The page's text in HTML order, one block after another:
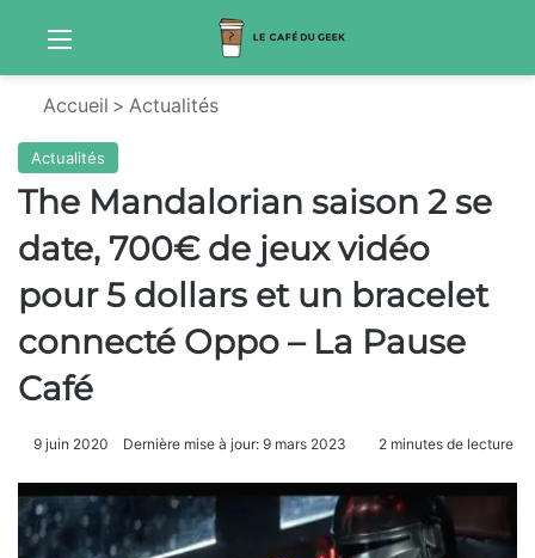
Menu
Accueil > Actualités
Actualités
The Mandalorian saison 2 se
date, 700€ de jeux vidéo
pour 5 dollars et un bracelet
connecté Oppo – La Pause
Café
9 juin 2020 Dernière mise à jour: 9 mars 2023 2 minutes de lecture